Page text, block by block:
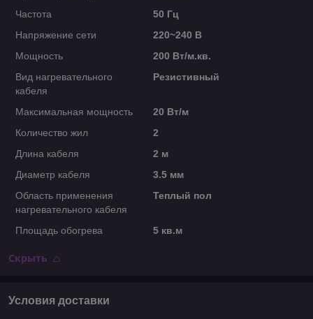
Частота
50 Гц
Напряжение сети
220~240 В
Мощность
200 Вт/м.кв.
Вид нагревательного
кабеля
Резистивный
Максимальная мощность
20 Вт/м
Количество жил
2
Длина кабеля
2 м
Диаметр кабеля
3.5 мм
Область применения
нагревательного кабеля
Теплый пол
Площадь обогрева 5 кв.м
Скрыть
Условия доставки